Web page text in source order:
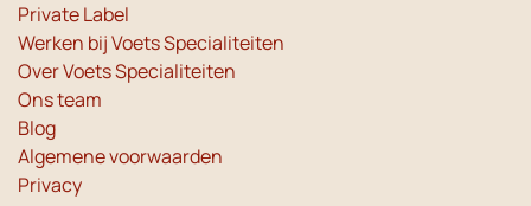
Private Label
Werken bij Voets Specialiteiten
Over Voets Specialiteiten
Ons team
Blog
Algemene voorwaarden
Privacy